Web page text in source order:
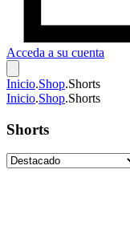
Acceda a su cuenta
Inicio.Shop.Shorts
Inicio.Shop.Shorts
Shorts